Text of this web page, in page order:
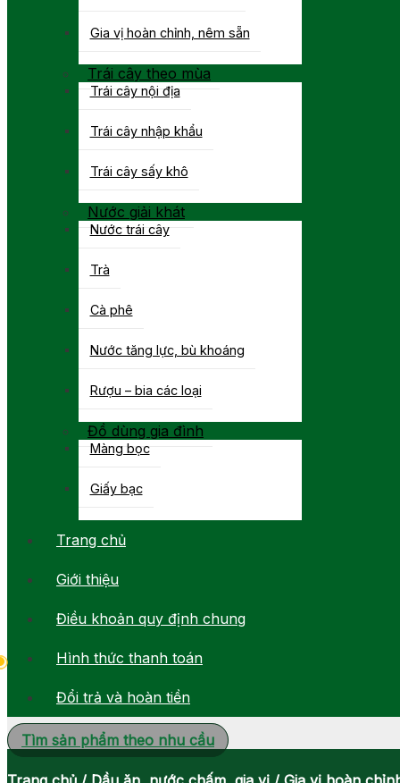
Gia vị hoàn chỉnh, nêm sẵn
Trái cây theo mùa
Trái cây nội địa
Trái cây nhập khẩu
Trái cây sấy khô
Nước giải khát
Nước trái cây
Trà
Cà phê
Nước tăng lực, bù khoáng
Rượu – bia các loại
Đồ dùng gia đình
Màng bọc
Giấy bạc
Trang chủ
Giới thiệu
Điều khoản quy định chung
Hình thức thanh toán
Đổi trả và hoàn tiền
Tìm sản phẩm theo nhu cầu